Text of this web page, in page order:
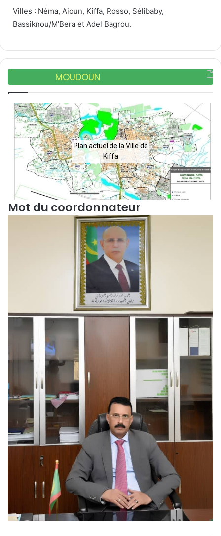
Villes : Néma, Aioun, Kiffa, Rosso, Sélibaby,
Bassiknou/M’Bera et Adel Bagrou.
MOUDOUN
Plan actuel de la Ville de
Kiffa
Mot du coordonnateur